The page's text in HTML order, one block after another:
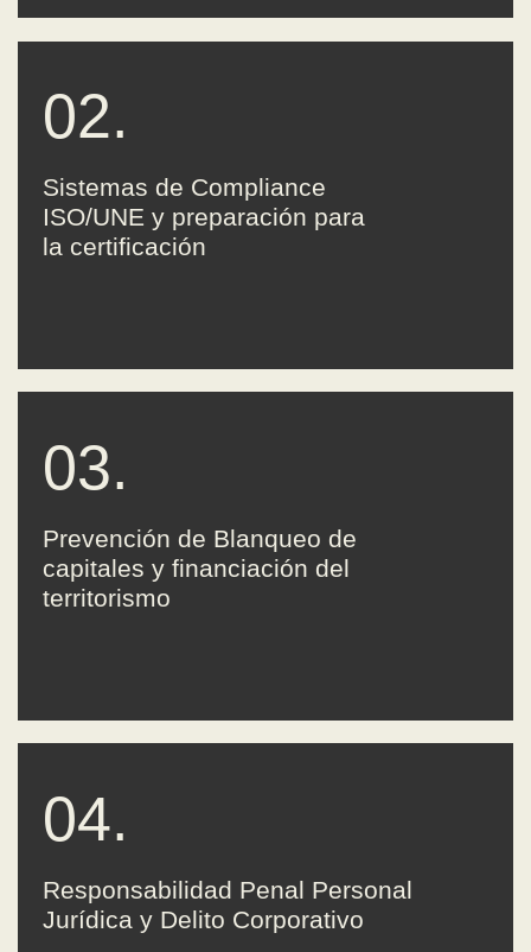
02.
Sistemas de Compliance
ISO/UNE y preparación para
la certificación
03.
Prevención de Blanqueo de
capitales y financiación del
territorismo
04.
Responsabilidad Penal Personal
Jurídica y Delito Corporativo